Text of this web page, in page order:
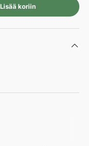
Lisää koriin